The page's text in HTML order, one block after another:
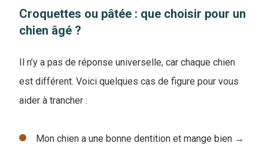
Croquettes ou pâtée : que choisir pour un
chien âgé ?
Il n’y a pas de réponse universelle, car chaque chien
est différent. Voici quelques cas de figure pour vous
aider à trancher :
Mon chien a une bonne dentition et mange bien →